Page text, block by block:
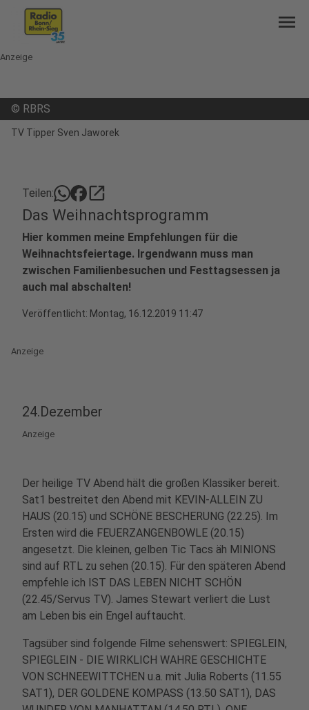
menu
Anzeige
© RBRS
TV Tipper Sven Jaworek
Teilen: open_in_new
Das Weihnachtsprogramm
Hier kommen meine Empfehlungen für die
Weihnachtsfeiertage. Irgendwann muss man
zwischen Familienbesuchen und Festtagsessen ja
auch mal abschalten!
Veröffentlicht: Montag, 16.12.2019 11:47
Anzeige
24.Dezember
Anzeige
Der heilige TV Abend hält die großen Klassiker bereit.
Sat1 bestreitet den Abend mit KEVIN-ALLEIN ZU
HAUS (20.15) und SCHÖNE BESCHERUNG (22.25). Im
Ersten wird die FEUERZANGENBOWLE (20.15)
angesetzt. Die kleinen, gelben Tic Tacs äh MINIONS
sind auf RTL zu sehen (20.15). Für den späteren Abend
empfehle ich IST DAS LEBEN NICHT SCHÖN
(22.45/Servus TV). James Stewart verliert die Lust
am Leben bis ein Engel auftaucht.
Tagsüber sind folgende Filme sehenswert: SPIEGLEIN,
SPIEGLEIN - DIE WIRKLICH WAHRE GESCHICHTE
VON SCHNEEWITTCHEN u.a. mit Julia Roberts (11.55
SAT1), DER GOLDENE KOMPASS (13.50 SAT1), DAS